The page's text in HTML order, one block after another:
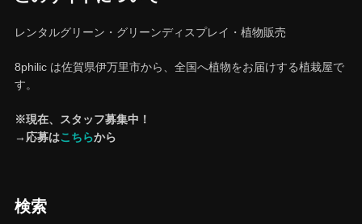
レンタルグリーン・グリーンディスプレイ・植物販売
8philic は佐賀県伊万里市から、全国へ植物をお届けする植栽屋で
す。
※現在、スタッフ募集中！
→応募はこちらから
検索